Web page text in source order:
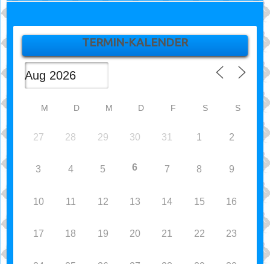
TERMIN-KALENDER
M D M D F S S
27 28 29 30 31 1 2
3 4 5 6 7 8 9
10 11 12 13 14 15 16
17 18 19 20 21 22 23